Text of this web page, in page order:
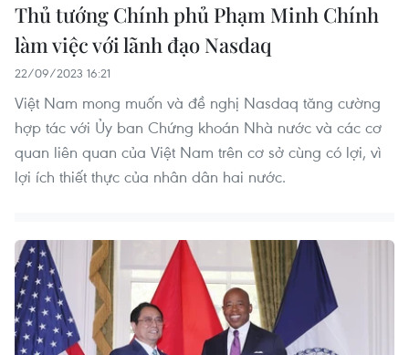
Thủ tướng Chính phủ Phạm Minh Chính
làm việc với lãnh đạo Nasdaq
22/09/2023 16:21
Việt Nam mong muốn và đề nghị Nasdaq tăng cường
hợp tác với Ủy ban Chứng khoán Nhà nước và các cơ
quan liên quan của Việt Nam trên cơ sở cùng có lợi, vì
lợi ích thiết thực của nhân dân hai nước.